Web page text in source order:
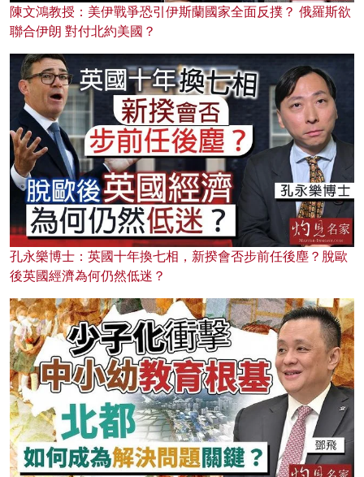
陳文鴻教授：美伊戰爭恐引伊斯蘭國家全面反撲？ 俄羅斯欲
聯合伊朗 對付北約美國？
孔永樂博士：英國十年換七相，新揆會否步前任後塵？脫歐
後英國經濟為何仍然低迷？